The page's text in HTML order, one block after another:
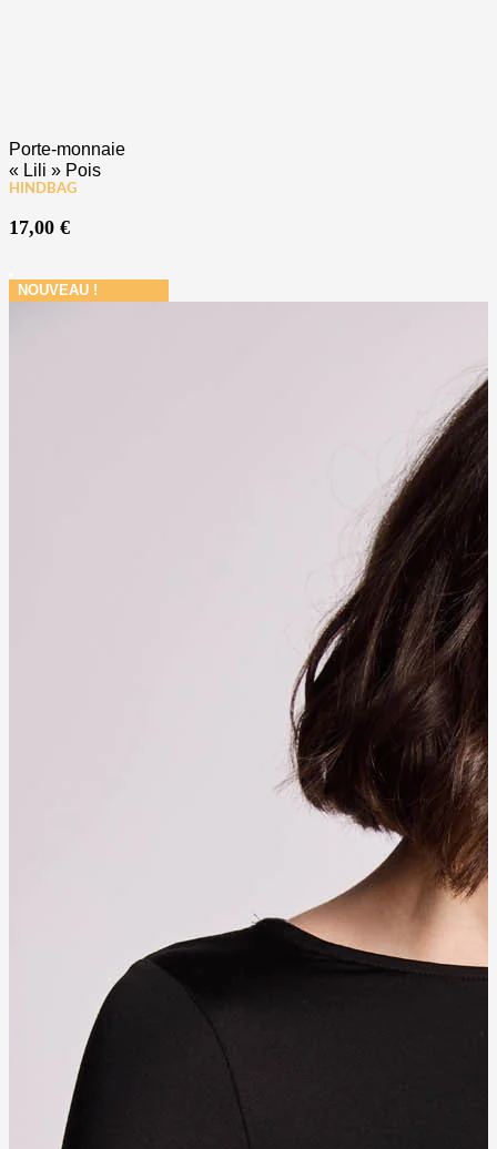
Porte-monnaie
« Lili » Pois
HINDBAG
17,00 €
NOUVEAU !